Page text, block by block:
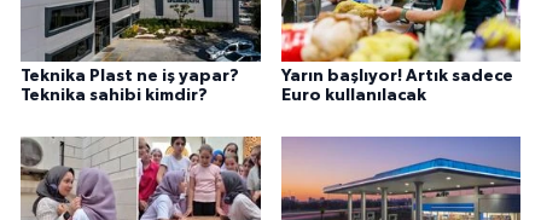
Teknika Plast ne iş yapar?
Teknika sahibi kimdir?
Yarın başlıyor! Artık sadece
Euro kullanılacak